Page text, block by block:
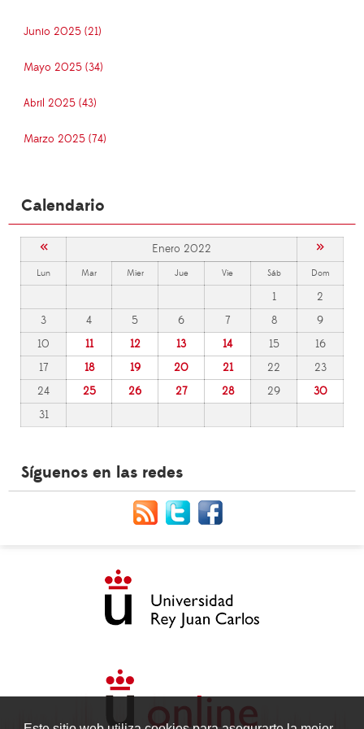
Junio 2025 (21)
Mayo 2025 (34)
Abril 2025 (43)
Marzo 2025 (74)
Calendario
« Enero 2022 »
Lun Mar Mier Jue Vie Sáb Dom
1
2
3
4 5 6 7 8
9
10
11 12 13 14 15
16
17
18 19 20 21 22
23
24
25 26 27 28 29
30
31
Síguenos en las redes